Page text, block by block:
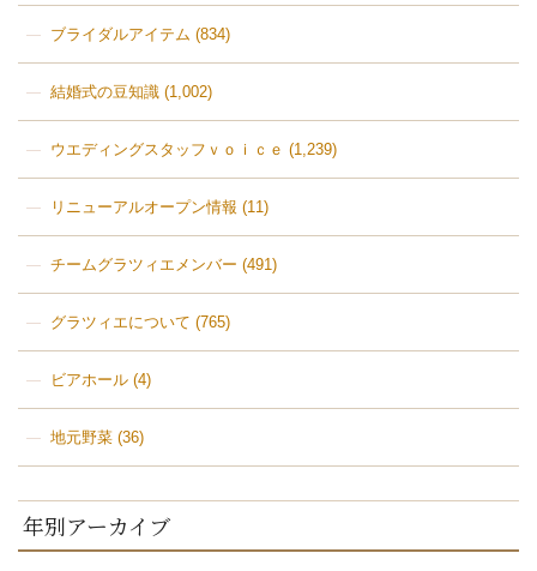
ブライダルアイテム (834)
結婚式の豆知識(1,002)
ウエディングスタッフｖｏｉｃｅ (1,239)
リニューアルオープン情報 (11)
チームグラツィエメンバー (491)
グラツィエについて (765)
ビアホール(4)
地元野菜(36)
年別アーカイブ